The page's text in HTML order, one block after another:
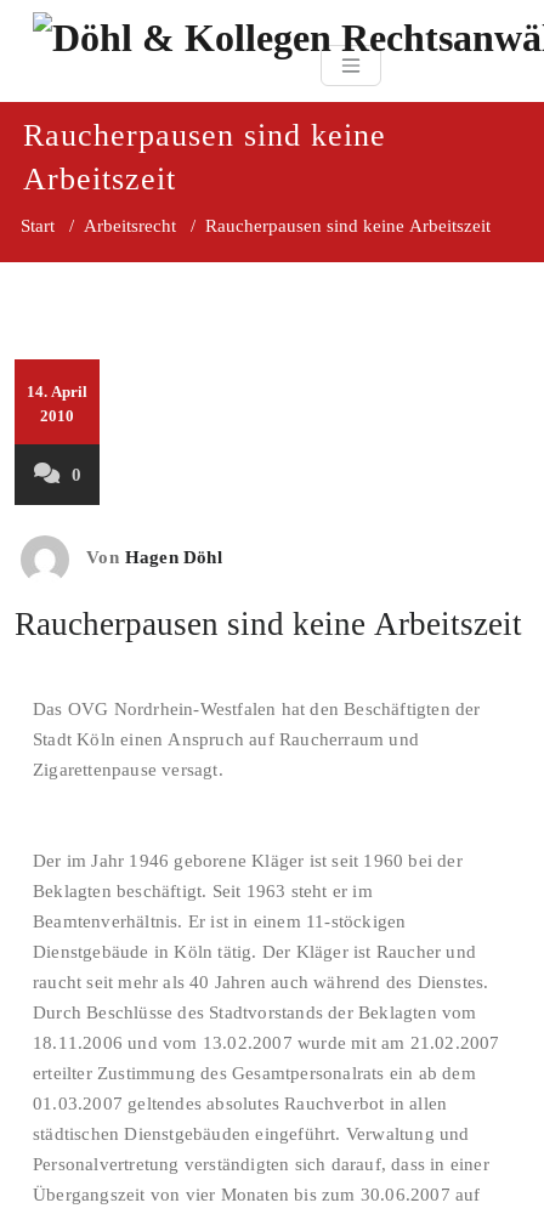
Zum
Döhl & Kollegen
Raucherpausen sind keine
Arbeitszeit‎
Start / Arbeitsrecht / Raucherpausen sind keine Arbeitszeit‎
14. April
2010
0
Von Hagen Döhl
Raucherpausen sind keine Arbeitszeit‎
Das OVG Nordrhein-Westfalen hat den Beschäftigten der
Stadt Köln einen Anspruch auf Raucherraum und
Zigarettenpause versagt.
Der im Jahr 1946 geborene Kläger ist seit 1960 bei der
Beklagten beschäftigt. Seit 1963 steht er im
Beamtenverhältnis. Er ist in einem 11-stöckigen
Dienstgebäude in Köln tätig. Der Kläger ist Raucher und
raucht seit mehr als 40 Jahren auch während des Dienstes.
Durch Beschlüsse des Stadtvorstands der Beklagten vom
18.11.2006 und vom 13.02.2007 wurde mit am 21.02.2007
erteilter Zustimmung des Gesamtpersonalrats ein ab dem
01.03.2007 geltendes absolutes Rauchverbot in allen
städtischen Dienstgebäuden eingeführt. Verwaltung und
Personalvertretung verständigten sich darauf, dass in einer
Übergangszeit von vier Monaten bis zum 30.06.2007 auf